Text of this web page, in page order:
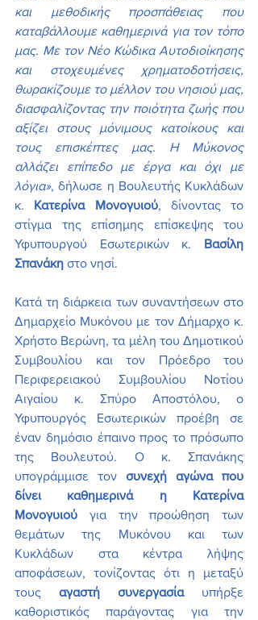
και μεθοδικής προσπάθειας που
καταβάλλουμε καθημερινά για τον τόπο
μας. Με τον Νέο Κώδικα Αυτοδιοίκησης
και στοχευμένες χρηματοδοτήσεις,
θωρακίζουμε το μέλλον του νησιού μας,
διασφαλίζοντας την ποιότητα ζωής που
αξίζει στους μόνιμους κατοίκους και
τους επισκέπτες μας. Η Μύκονος
αλλάζει επίπεδο με έργα και όχι με
λόγια», δήλωσε η Βουλευτής Κυκλάδων
κ. Κατερίνα Μονογυιού, δίνοντας το
στίγμα της επίσημης επίσκεψης του
Υφυπουργού Εσωτερικών κ. Βασίλη
Σπανάκη στο νησί.
Κατά τη διάρκεια των συναντήσεων στο
Δημαρχείο Μυκόνου με τον Δήμαρχο κ.
Χρήστο Βερώνη, τα μέλη του Δημοτικού
Συμβουλίου και τον Πρόεδρο του
Περιφερειακού Συμβουλίου Νοτίου
Αιγαίου κ. Σπύρο Αποστόλου, ο
Υφυπουργός Εσωτερικών προέβη σε
έναν δημόσιο έπαινο προς το πρόσωπο
της Βουλευτού. Ο κ. Σπανάκης
υπογράμμισε τον συνεχή αγώνα που
δίνει καθημερινά η Κατερίνα
Μονογυιού για την προώθηση των
θεμάτων της Μυκόνου και των
Κυκλάδων στα κέντρα λήψης
αποφάσεων, τονίζοντας ότι η μεταξύ
τους αγαστή συνεργασία υπήρξε
καθοριστικός παράγοντας για την